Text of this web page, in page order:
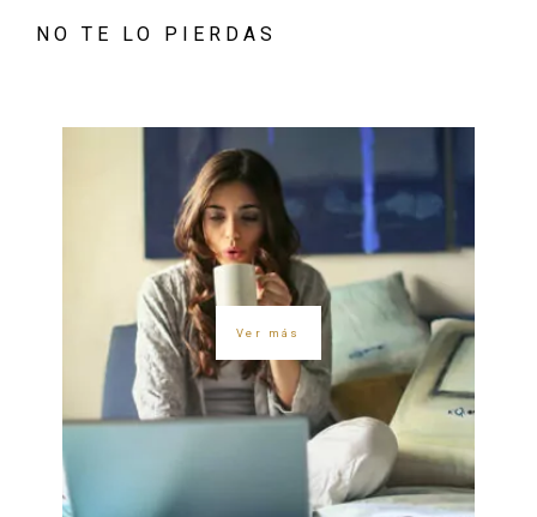
NO TE LO PIERDAS
Ver más